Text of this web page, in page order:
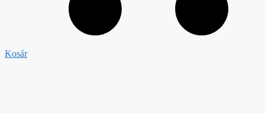
Kosár